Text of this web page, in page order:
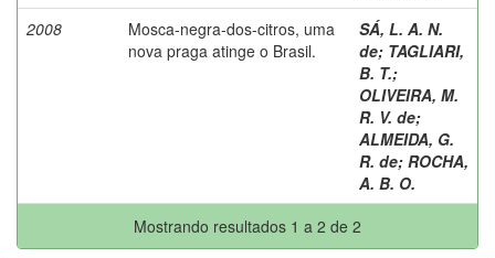
2008
Mosca-negra-dos-citros, uma
nova praga atinge o Brasil.
SÁ, L. A. N.
de; TAGLIARI,
B. T.;
OLIVEIRA, M.
R. V. de;
ALMEIDA, G.
R. de; ROCHA,
A. B. O.
Mostrando resultados 1 a 2 de 2